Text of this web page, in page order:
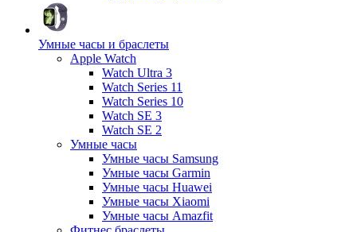
Умные часы и браслеты
Apple Watch
Watch Ultra 3
Watch Series 11
Watch Series 10
Watch SE 3
Watch SE 2
Умные часы
Умные часы Samsung
Умные часы Garmin
Умные часы Huawei
Умные часы Xiaomi
Умные часы Amazfit